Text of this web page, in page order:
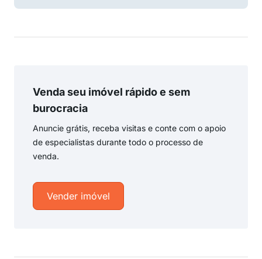
Venda seu imóvel rápido e sem
burocracia
Anuncie grátis, receba visitas e conte com o apoio
de especialistas durante todo o processo de
venda.
Vender imóvel